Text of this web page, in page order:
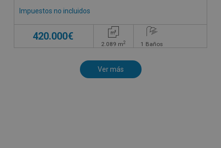
Impuestos no incluidos
420.000€
2.089 m2 1 Baños